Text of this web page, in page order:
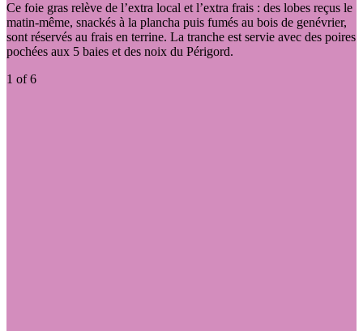
Ce foie gras relève de l’extra local et l’extra frais : des lobes reçus le
matin-même, snackés à la plancha puis fumés au bois de genévrier,
sont réservés au frais en terrine. La tranche est servie avec des poires
pochées aux 5 baies et des noix du Périgord.
1 of 6